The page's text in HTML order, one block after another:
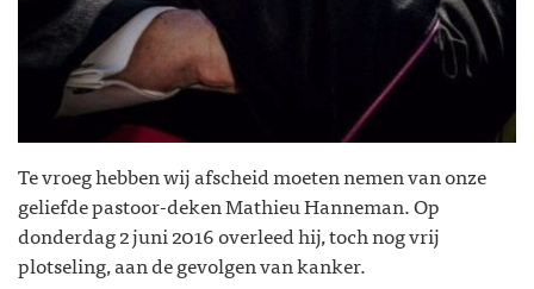
Te vroeg hebben wij afscheid moeten nemen van onze
geliefde pastoor-deken Mathieu Hanneman. Op
donderdag 2 juni 2016 overleed hij, toch nog vrij
plotseling, aan de gevolgen van kanker.